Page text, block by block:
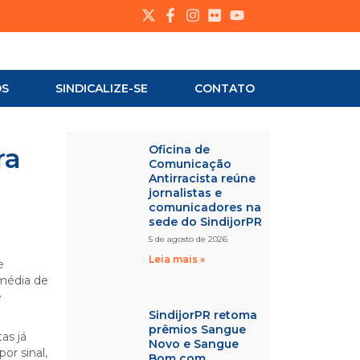
SINDICALIZE-SE CONTATO
de
já
sinal,
Oficina de
Comunicação
Antirracista reúne
jornalistas e
comunicadores na
sede do SindijorPR
5 de agosto de 2026
Leia mais »
SindijorPR retoma
prêmios Sangue
Novo e Sangue